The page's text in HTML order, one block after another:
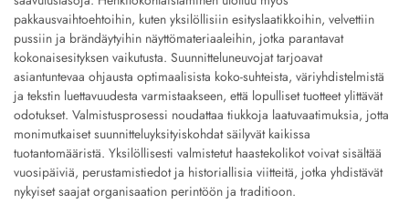
pakkausvaihtoehtoihin, kuten yksilöllisiin esityslaatikkoihin, velvettiin
pussiin ja brändäytyihin näyttömateriaaleihin, jotka parantavat
kokonaisesityksen vaikutusta. Suunnitteluneuvojat tarjoavat
asiantuntevaa ohjausta optimaalisista koko-suhteista, väriyhdistelmistä
ja tekstin luettavuudesta varmistaakseen, että lopulliset tuotteet ylittävät
odotukset. Valmistusprosessi noudattaa tiukkoja laatuvaatimuksia, jotta
monimutkaiset suunnitteluyksityiskohdat säilyvät kaikissa
tuotantomääristä. Yksilöllisesti valmistetut haastekolikot voivat sisältää
vuosipäiviä, perustamistiedot ja historiallisia viitteitä, jotka yhdistävät
nykyiset saajat organisaation perintöön ja traditioon.